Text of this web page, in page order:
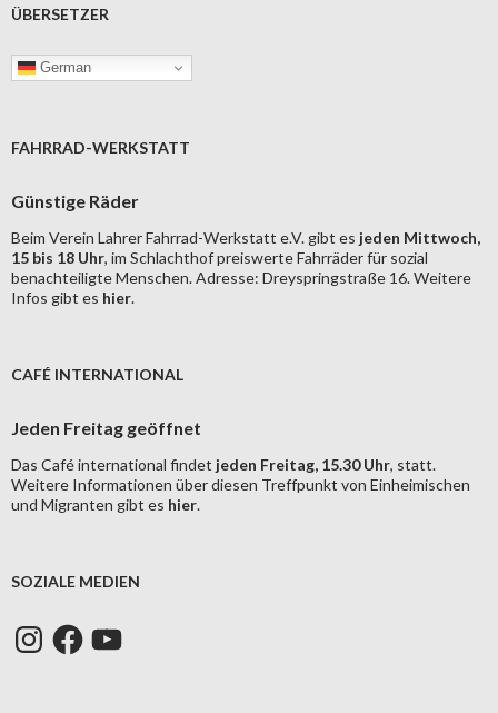
ÜBERSETZER
German
FAHRRAD-WERKSTATT
Günstige Räder
Beim Verein Lahrer Fahrrad-Werkstatt e.V. gibt es jeden Mittwoch,
15 bis 18 Uhr, im Schlachthof preiswerte Fahrräder für sozial
benachteiligte Menschen. Adresse: Dreyspringstraße 16. Weitere
Infos gibt es hier.
CAFÉ INTERNATIONAL
Jeden Freitag geöffnet
Das Café international findet jeden Freitag, 15.30 Uhr, statt.
Weitere Informationen über diesen Treffpunkt von Einheimischen
und Migranten gibt es hier.
SOZIALE MEDIEN
InstagramFacebookYouTube